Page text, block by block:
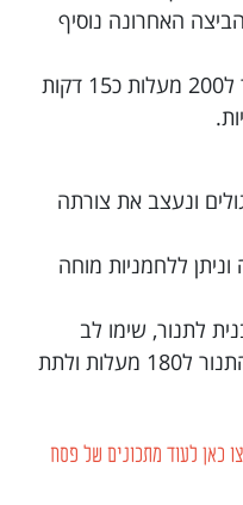
האחרונה נוסיף
• עכשיו חשוב לחמם את התנור ל200 מעלות כ15 דקות
ונעצב את צורתה
ללחמניות מוחה
לתנור, שימו לב
אחרי 10 דקות יש להמניך את התנור ל180 מעלות ולתת
לעוד מתכונים של פסח